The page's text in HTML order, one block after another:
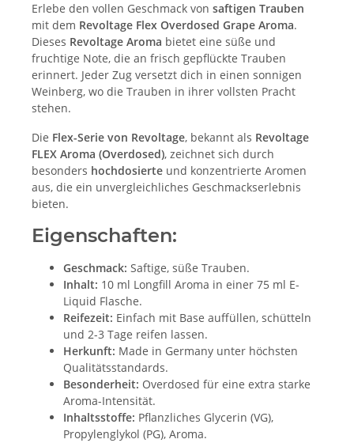
Erlebe den vollen Geschmack von saftigen Trauben
mit dem Revoltage Flex Overdosed Grape Aroma.
Dieses Revoltage Aroma bietet eine süße und
fruchtige Note, die an frisch gepflückte Trauben
erinnert. Jeder Zug versetzt dich in einen sonnigen
Weinberg, wo die Trauben in ihrer vollsten Pracht
stehen.
Die Flex-Serie von Revoltage, bekannt als Revoltage
FLEX Aroma (Overdosed), zeichnet sich durch
besonders hochdosierte und konzentrierte Aromen
aus, die ein unvergleichliches Geschmackserlebnis
bieten.
Eigenschaften:
Geschmack: Saftige, süße Trauben.
Inhalt: 10 ml Longfill Aroma in einer 75 ml E-
Liquid Flasche.
Reifezeit: Einfach mit Base auffüllen, schütteln
und 2-3 Tage reifen lassen.
Herkunft: Made in Germany unter höchsten
Qualitätsstandards.
Besonderheit: Overdosed für eine extra starke
Aroma-Intensität.
Inhaltsstoffe: Pflanzliches Glycerin (VG),
Propylenglykol (PG), Aroma.